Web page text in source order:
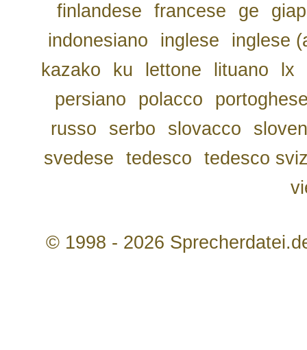
finlandese
francese ge
indonesiano
inglese
inglese
kazako
ku lettone lituano lx
persiano
polacco
russo
serbo slovacco
svedese
tedesco
tedesco
© 1998 - 2026